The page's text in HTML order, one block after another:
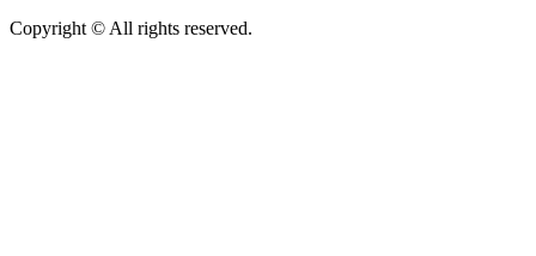
Copyright © All rights reserved.